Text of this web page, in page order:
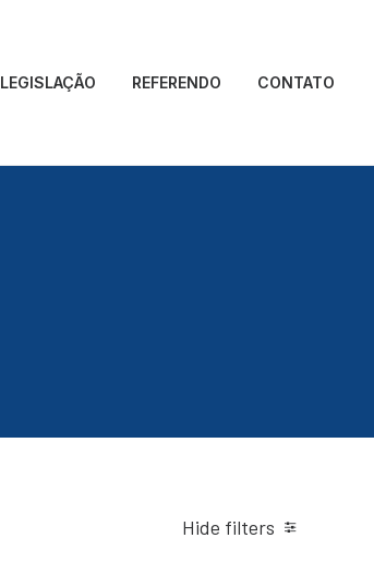
LEGISLAÇÃO REFERENDO CONTATO
Hide filters